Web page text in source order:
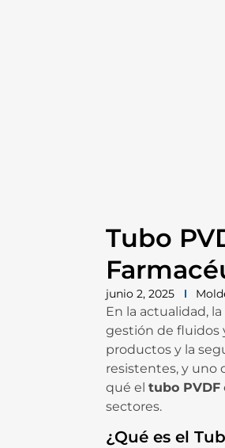
Tubo
junio 2, 2025
En la actualidad,
gestión de fluidos
productos y la
resistentes, y uno
qué eltubo PVDF
sectores.
¿Qué es el